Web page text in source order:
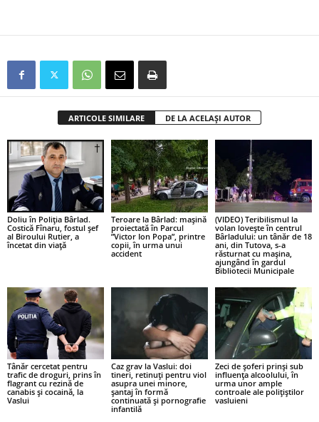
ARTICOLE SIMILARE DE LA ACELAȘI AUTOR
Doliu în Poliția Bârlad.
Costică Fînaru, fostul șef
al Biroului Rutier, a
încetat din viață
Teroare la Bârlad: mașină
proiectată în Parcul
”Victor Ion Popa”, printre
copii, în urma unui
accident
(VIDEO) Teribilismul la
volan lovește în centrul
Bârladului: un tânăr de 18
ani, din Tutova, s-a
răsturnat cu mașina,
ajungând în gardul
Bibliotecii Municipale
Tânăr cercetat pentru
trafic de droguri, prins în
flagrant cu rezină de
canabis și cocaină, la
Vaslui
Caz grav la Vaslui: doi
tineri, retinuți pentru viol
asupra unei minore,
șantaj în formă
continuată și pornografie
infantilă
Zeci de șoferi prinși sub
influența alcoolului, în
urma unor ample
controale ale polițiștilor
vasluieni